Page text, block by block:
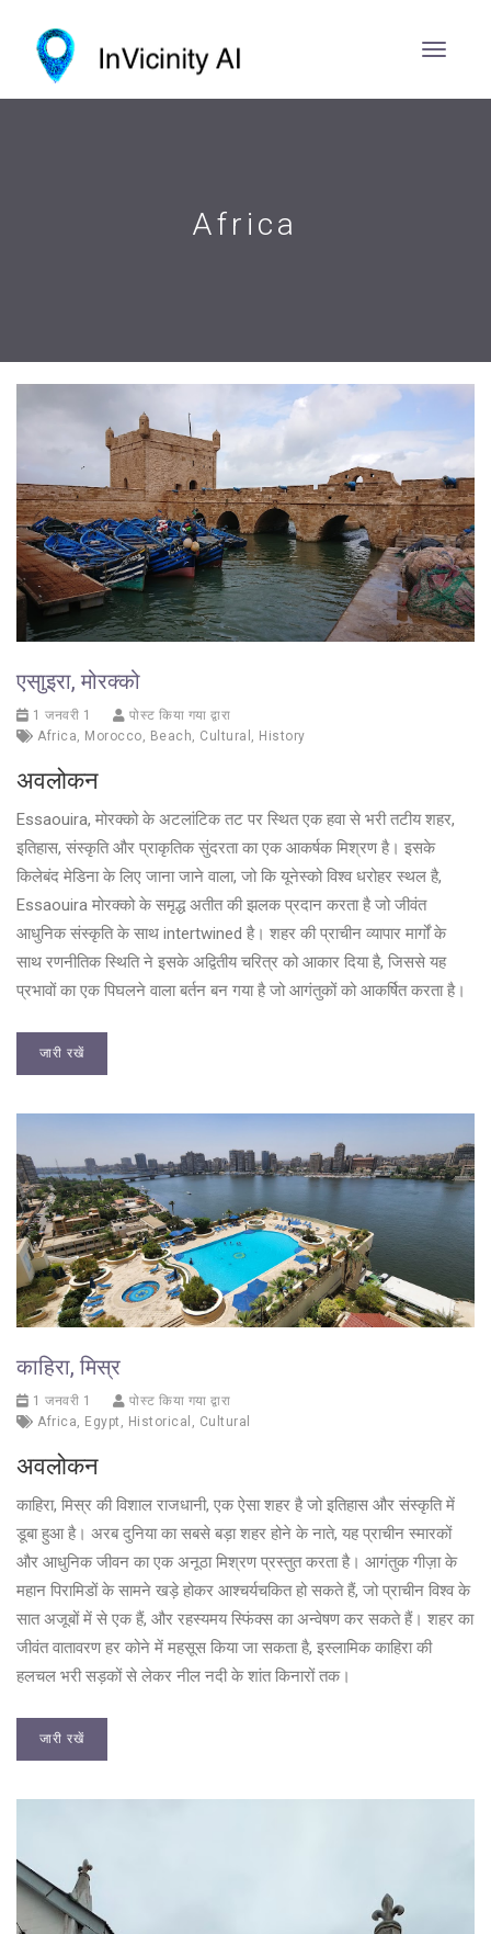
Africa
एसाुइरा, मोरक्को
1 जनवरी 1
पोस्ट किया गया द्वारा
Africa, Morocco, Beach, Cultural , History
अवलोकन
Essaouira, मोरक्को के अटलांटिक तट पर स्थित एक हवा से भरी तटीय शहर,
इतिहास, संस्कृति और प्राकृतिक सुंदरता का एक आकर्षक मिश्रण है। इसके
किलेबंद मेडिना के लिए जाना जाने वाला, जो कि यूनेस्को विश्व धरोहर स्थल है,
Essaouira मोरक्को के समृद्ध अतीत की झलक प्रदान करता है जो जीवंत
आधुनिक संस्कृति के साथ intertwined है। शहर की प्राचीन व्यापार मार्गों के
साथ रणनीतिक स्थिति ने इसके अद्वितीय चरित्र को आकार दिया है, जिससे यह
प्रभावों का एक पिघलने वाला बर्तन बन गया है जो आगंतुकों को आकर्षित करता है।
जारी रखें
काहिरा, मिस्र
1 जनवरी 1
पोस्ट किया गया द्वारा
Africa, Egypt , Historical , Cultural
अवलोकन
काहिरा, मिस्र की विशाल राजधानी, एक ऐसा शहर है जो इतिहास और संस्कृति में
डूबा हुआ है। अरब दुनिया का सबसे बड़ा शहर होने के नाते, यह प्राचीन स्मारकों
और आधुनिक जीवन का एक अनूठा मिश्रण प्रस्तुत करता है। आगंतुक गीज़ा के
महान पिरामिडों के सामने खड़े होकर आश्चर्यचकित हो सकते हैं, जो प्राचीन विश्व के
सात अजूबों में से एक हैं, और रहस्यमय स्फिंक्स का अन्वेषण कर सकते हैं। शहर का
जीवंत वातावरण हर कोने में महसूस किया जा सकता है, इस्लामिक काहिरा की
हलचल भरी सड़कों से लेकर नील नदी के शांत किनारों तक।
जारी रखें